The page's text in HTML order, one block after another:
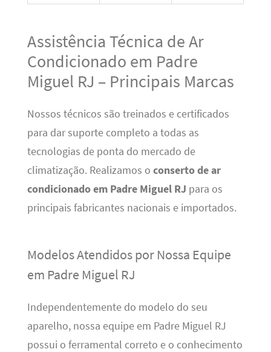
Assistência Técnica de Ar
Condicionado em Padre
Miguel RJ – Principais Marcas
Nossos técnicos são treinados e certificados
para dar suporte completo a todas as
tecnologias de ponta do mercado de
climatização. Realizamos o conserto de ar
condicionado em Padre Miguel RJ para os
principais fabricantes nacionais e importados.
Modelos Atendidos por Nossa Equipe
em Padre Miguel RJ
Independentemente do modelo do seu
aparelho, nossa equipe em Padre Miguel RJ
possui o ferramental correto e o conhecimento